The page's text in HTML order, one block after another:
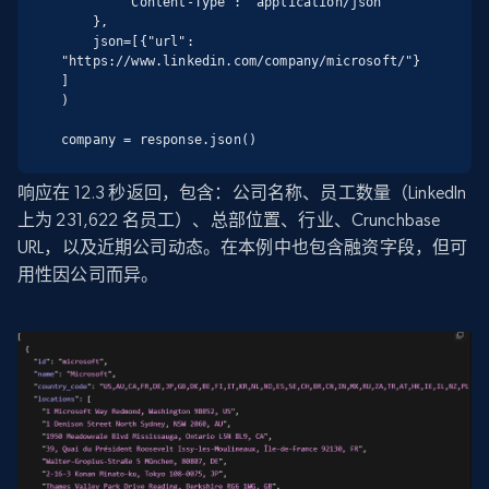
"https://www.linkedin.com/company/microsoft/"}
]
)
company = response.json()
响应在 12.3 秒返回，包含：公司名称、员工数量（LinkedIn
上为 231,622 名员工）、总部位置、行业、Crunchbase
URL，以及近期公司动态。在本例中也包含融资字段，但可
用性因公司而异。